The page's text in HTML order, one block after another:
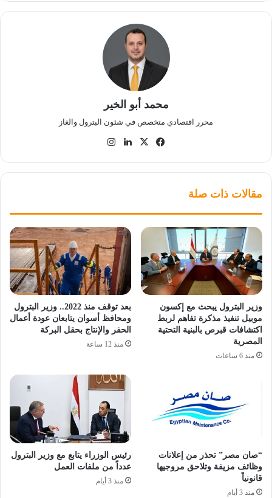
محمد أبو الخير
محرر اقتصادي متخصص في شئون البترول والغاز
فيسبوك
‫X لينكدإن
مقالات ذات صلة
وزير البترول يبحث مع إكسون
موبيل تنفيذ مذكرة تفاهم لربط
اكتشافات قبرص بالبنية التحتية
المصرية
منذ 6 ساعات
بعد توقف منذ 2022.. وزير البترول
ومحافظ أسوان يتابعان عودة أعمال
الحفر والإنتاج بحقل البركة
منذ 12 ساعة
“صان مصر” تحذر من إعلانات
وظائف مزيفة وتلاحق مروجيها
قانونياً
منذ 3 أيام
رئيس الوزراء يتابع مع وزير البترول
عدداً من ملفات العمل
منذ 3 أيام